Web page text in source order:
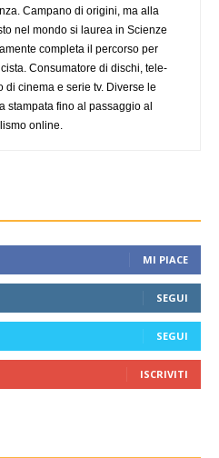
Campano di origini, ma alla
nel mondo si laurea in Scienze
completa il percorso per
Consumatore di dischi, tele-
cinema e serie tv. Diverse le
stampata fino al passaggio al
online.
MI PIACE
SEGUI
SEGUI
ISCRIVITI